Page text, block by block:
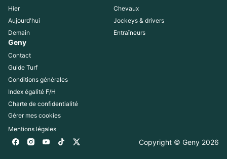
Hier
Aujourd'hui
Demain
Chevaux
Jockeys & drivers
Entraîneurs
Geny
Contact
Guide Turf
Conditions générales
Index égalité F/H
Charte de confidentialité
Gérer mes cookies
Mentions légales
Copyright © Geny 2026